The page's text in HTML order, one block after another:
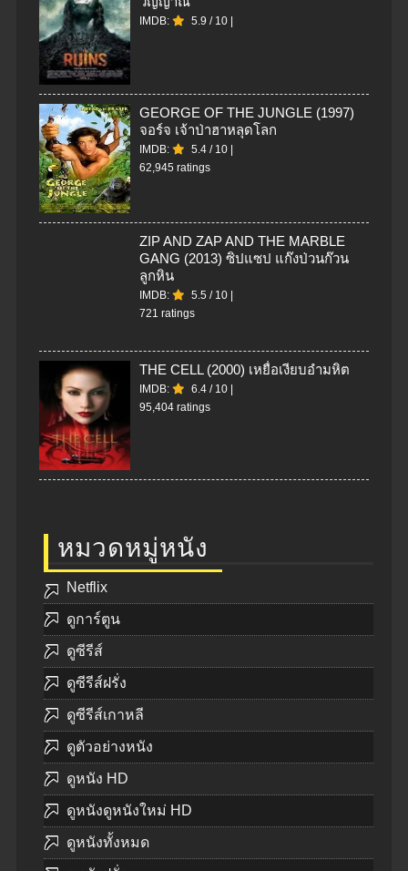
IMDB: 5.9 / 10
GEORGE OF THE JUNGLE (1997)
จอร์จ เจ้าป่าฮาหลุดโลก
IMDB: 5.4 / 10
62,945 ratings
ZIP AND ZAP AND THE MARBLE
GANG (2013) ซิปแซป แก๊งป่วนก๊วน
ลูกหิน
IMDB: 5.5 / 10
721 ratings
THE CELL (2000) เหยื่อเงียบอำมหิต
IMDB: 6.4 / 10
95,404 ratings
หมวดหมู่หนัง
Netflix
ดูการ์ตูน
ดูซีรีส์
ดูซีรีส์ฝรั่ง
ดูซีรีส์เกาหลี
ดูตัวอย่างหนัง
ดูหนัง HD
ดูหนังดูหนังใหม่ HD
ดูหนังทั้งหมด